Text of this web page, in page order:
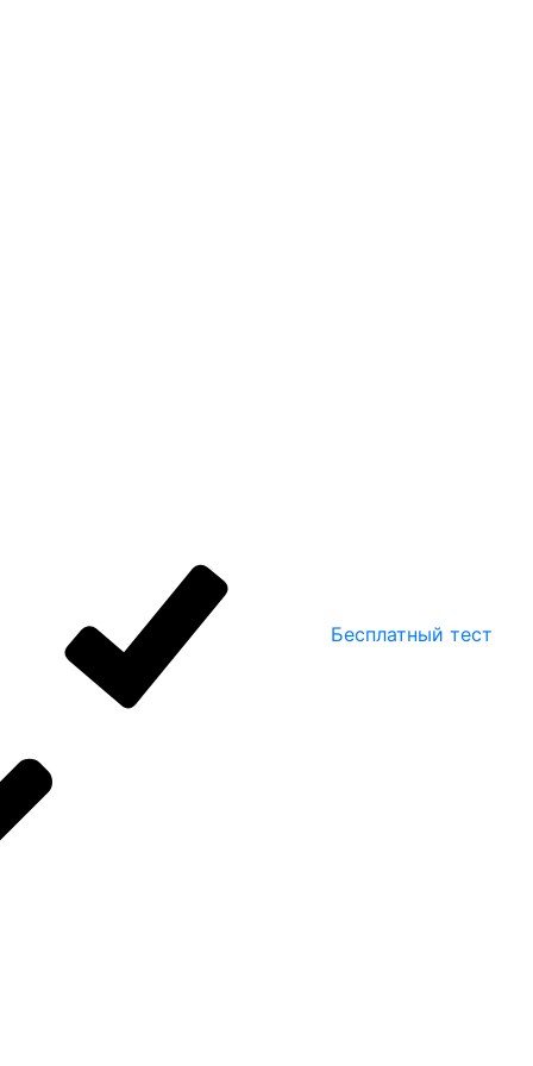
Бесплатный тест